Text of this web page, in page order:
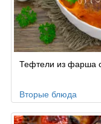
Тефтели из фарша
Вторые блюда